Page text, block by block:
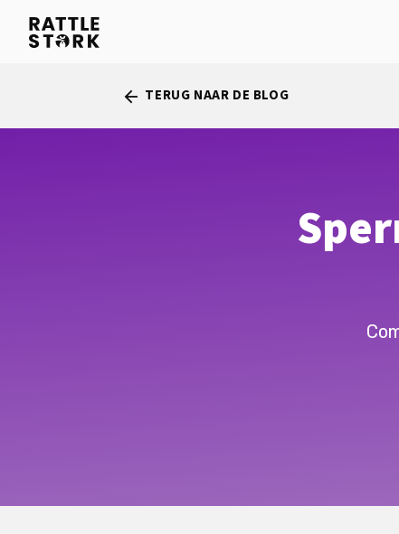
arrow_back TERUG NAAR DE BLOG